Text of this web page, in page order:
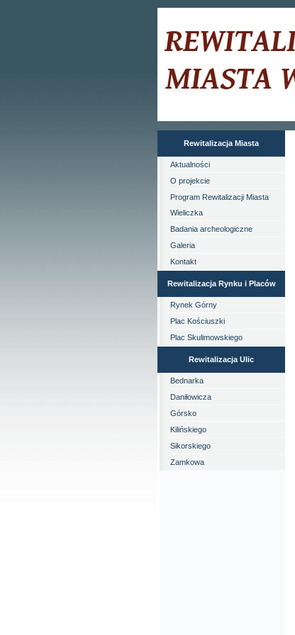
Rewitalizacja Miasta
Aktualności
O projekcie
Program Rewitalizacji Miasta
Wieliczka
Badania archeologiczne
Galeria
Kontakt
Rewitalizacja Rynku i Placów
Rynek Górny
Plac Kościuszki
Plac Skulimowskiego
Rewitalizacja Ulic
Bednarka
Daniłowicza
Górsko
Kilińskiego
Sikorskiego
Zamkowa